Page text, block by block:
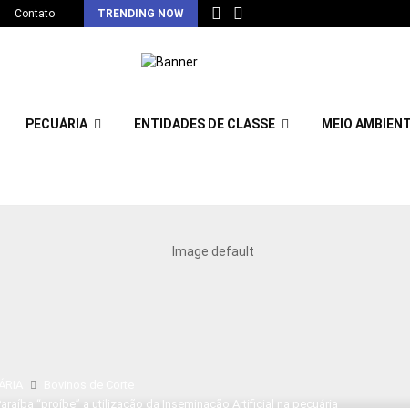
Contato TRENDING NOW
PECUÁRIA ENTIDADES DE CLASSE MEIO
“proíbe” a utilização da Inseminação Artificial na pecuária